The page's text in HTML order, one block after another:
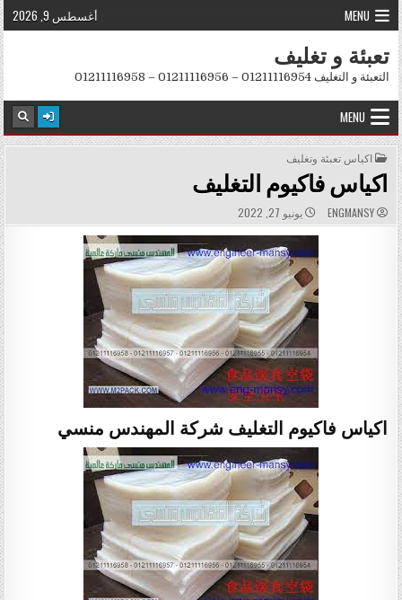
Skip to content
MENU أغسطس 9, 2026
تعبئة و تغليف
التعبئة و التغليف 01211116954 – 01211116956 – 01211116958
MENU
POSTED IN
اكياس تعبئة وتغليف
اكياس فاكيوم التغليف
AUTHOR:
ENGMANSY
PUBLISHED DATE:
يونيو 27, 2022
اكياس فاكيوم التغليف شركة المهندس منسي